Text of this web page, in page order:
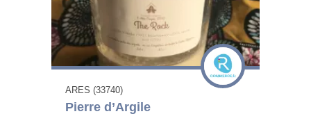
ARES (33740)
Pierre d’Argile